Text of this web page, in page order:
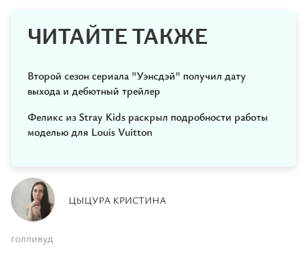
ЧИТАЙТЕ ТАКЖЕ
Второй сезон сериала "Уэнсдэй" получил дату
выхода и дебютный трейлер
Феликс из Stray Kids раскрыл подробности работы
моделью для Louis Vuitton
ЦЫЦУРА КРИСТИНА
голливуд